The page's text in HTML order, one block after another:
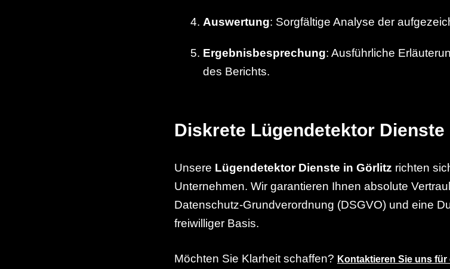
Auswertung: Sorgfältige Analyse der
Ergebnisbesprechung: Ausführliche
des Berichts.
Diskrete Lügendetektor Dienste
Unsere Lügendetektor Dienste in Görlitz richten
Unternehmen. Wir garantieren Ihnen absolute
Datenschutz-Grundverordnung (DSGVO) und eine
freiwilliger Basis.
Möchten Sie Klarheit schaffen? Kontaktieren Sie uns